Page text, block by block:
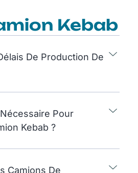
Kebab
De Production De
Pour
Kebab ?
Camions De